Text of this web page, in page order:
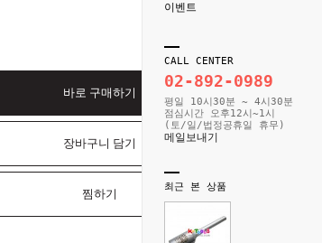
이벤트
CALL CENTER
02-892-0989
평일 10시30분 ~ 4시30분
점심시간 오후12시~1시
(토/일/법정공휴일 휴무)
메일보내기
최근 본 상품
바로 구매하기
장바구니 담기
찜하기